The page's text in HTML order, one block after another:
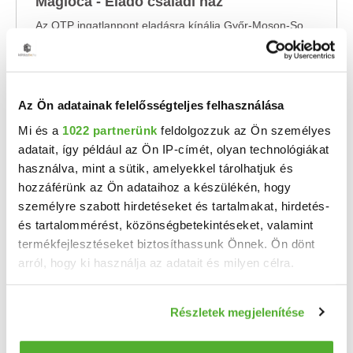
Az Ön adatainak felelősségteljes felhasználása
Mi és a 1022 partnerünk feldolgozzuk az Ön személyes
adatait, így például az Ön IP-címét, olyan technológiákat
használva, mint a sütik, amelyekkel tárolhatjuk és
hozzáférünk az Ön adataihoz a készülékén, hogy
személyre szabott hirdetéseket és tartalmakat, hirdetés-
és tartalommérést, közönségbetekintéseket, valamint
termékfejlesztéseket biztosíthassunk Önnek. Ön dönt
arról, hogy ki használja az adatait és milyen célra.
Információgyűjtés az Ön földrajzi elhelyezkedéséről
pár méteres pontossággal
Részletek megjelenítése
29 M Ft 2